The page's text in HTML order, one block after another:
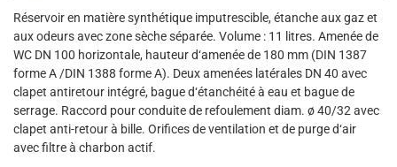
Réservoir en matière synthétique imputrescible, étanche aux gaz et
aux odeurs avec zone sèche séparée. Volume : 11 litres. Amenée de
WC DN 100 horizontale, hauteur d‘amenée de 180 mm (DIN 1387
forme A /DIN 1388 forme A). Deux amenées latérales DN 40 avec
clapet antiretour intégré, bague d‘étanchéité à eau et bague de
serrage. Raccord pour conduite de refoulement diam. ø 40/32 avec
clapet anti-retour à bille. Orifices de ventilation et de purge d‘air
avec filtre à charbon actif.